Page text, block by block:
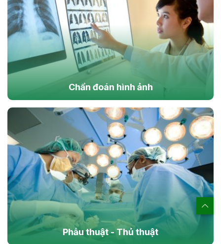
Chẩn đoán hình ảnh
Phẫu thuật - Thủ thuật